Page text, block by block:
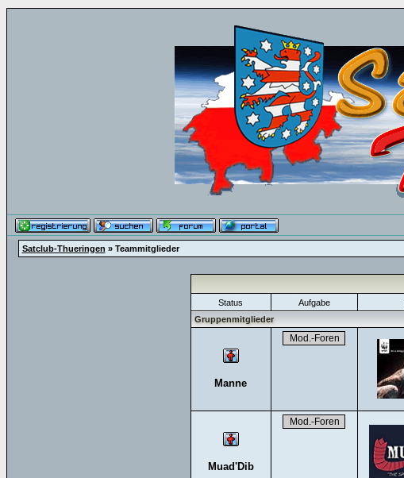
Satclub-Thueringen » Teammitglieder
Status Aufgabe
Gruppenmitglieder
Manne
Muad'Dib